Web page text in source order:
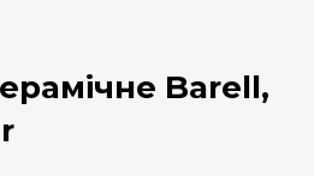
Barell,